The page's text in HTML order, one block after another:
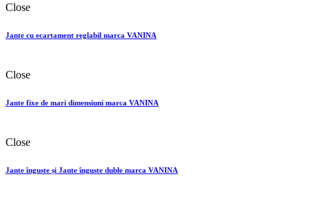
Close
Jante cu ecartament reglabil marca VANINA
Close
Jante fixe de mari dimensiuni marca VANINA
Close
Jante înguste și Jante înguste duble marca VANINA